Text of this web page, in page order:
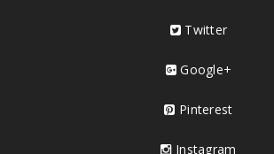
Twitter
Google+
Pinterest
Instagram